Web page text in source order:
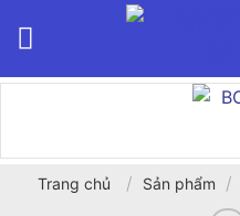
Trang chủ / Sản phẩm /